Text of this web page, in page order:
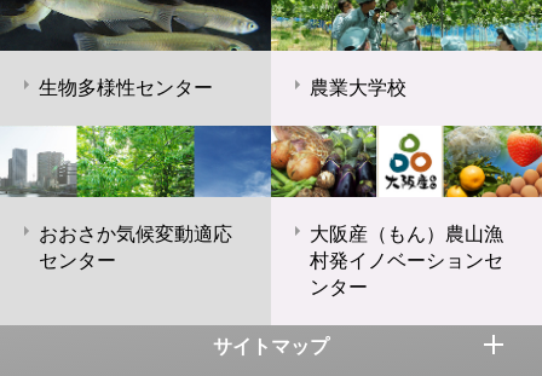
生物多様性センター 農業大学校
おおさか気候変動適応
センター
大阪産（もん）農山漁
村発イノベーションセ
ンター
サイトマップ